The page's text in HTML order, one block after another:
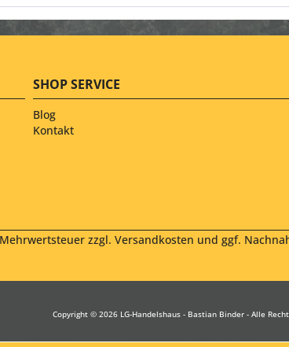
SHOP SERVICE
Blog
Kontakt
zzgl. Versandkosten und ggf.
Copyright © 2026 LG-Handelshaus - Bastian Binder - Alle